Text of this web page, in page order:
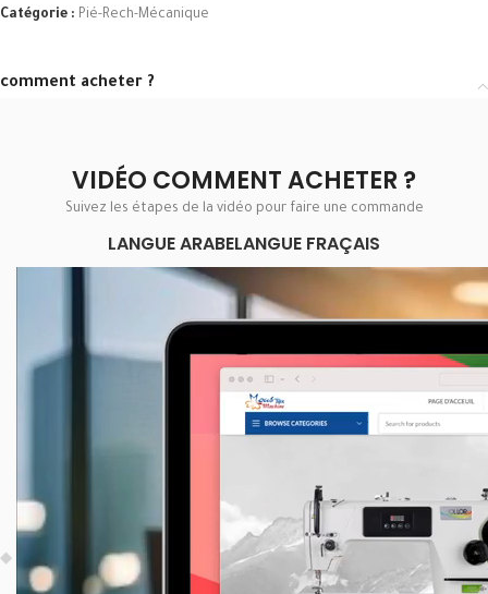
Catégorie : Pié-Rech-Mécanique
comment acheter ?
VIDÉO COMMENT ACHETER ?
Suivez les étapes de la vidéo pour faire une commande
LANGUE ARABELANGUE FRAÇAIS